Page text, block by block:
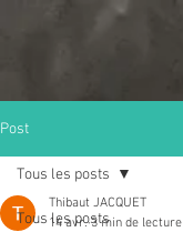
Post
Tous les posts
Tous les posts
Thibaut JACQUET
14 avr. 3 min de lecture